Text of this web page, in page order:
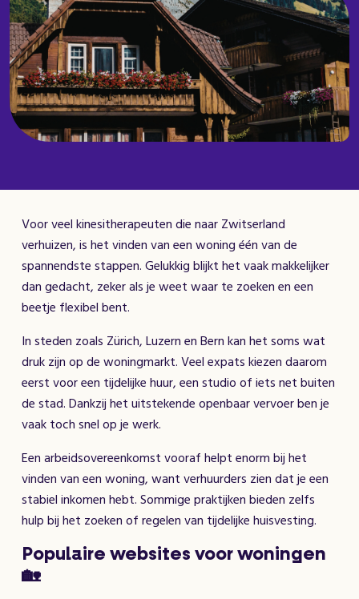
Voor veel kinesitherapeuten die naar Zwitserland
verhuizen, is het vinden van een woning één van de
spannendste stappen. Gelukkig blijkt het vaak makkelijker
dan gedacht, zeker als je weet waar te zoeken en een
beetje flexibel bent.
In steden zoals Zürich, Luzern en Bern kan het soms wat
druk zijn op de woningmarkt. Veel expats kiezen daarom
eerst voor een tijdelijke huur, een studio of iets net buiten
de stad. Dankzij het uitstekende openbaar vervoer ben je
vaak toch snel op je werk.
Een arbeidsovereenkomst vooraf helpt enorm bij het
vinden van een woning, want verhuurders zien dat je een
stabiel inkomen hebt. Sommige praktijken bieden zelfs
hulp bij het zoeken of regelen van tijdelijke huisvesting.
Populaire websites voor woningen
🏡